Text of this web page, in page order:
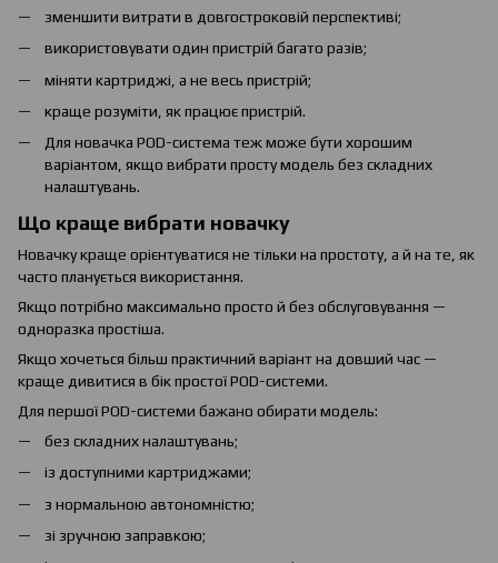
зменшити витрати в довгостроковій перспективі;
використовувати один пристрій багато разів;
міняти картриджі, а не весь пристрій;
краще розуміти, як працює пристрій.
Для новачка POD-система теж може бути хорошим
варіантом, якщо вибрати просту модель без складних
налаштувань.
Що краще вибрати новачку
Новачку краще орієнтуватися не тільки на простоту, а й на те, як
часто планується використання.
Якщо потрібно максимально просто й без обслуговування —
одноразка простіша.
Якщо хочеться більш практичний варіант на довший час —
краще дивитися в бік простої POD-системи.
Для першої POD-системи бажано обирати модель:
без складних налаштувань;
із доступними картриджами;
з нормальною автономністю;
зі зручною заправкою;